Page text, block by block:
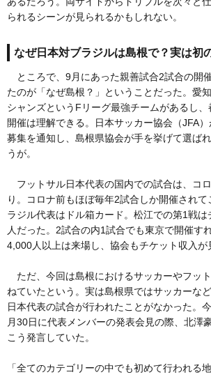
られるシーンが見られるかもしれない。
なぜ日本対ブラジルは島根で？実は初
ところで、9月にあった親善試合2試合の開
たのが「なぜ島根？」ということだった。愛
シャンズというFリーグ最強チームがあるし
開催は理解できる。日本サッカー協会（JFA
募集を通知し、島根県協会が手を挙げて選ば
うが。
フットサル日本代表の国内での試合は、コ
り。コロナ前もほぼ毎年2試合しか開催され
ラジル代表はドル箱カード。松江での第1戦
人だった。2試合の内1試合でも東京で開催す
4,000人以上は来場し、協会もチケット収入が
ただ、今回は島根におけるサッカーやフッ
ねていたという。実は島根県ではサッカーな
日本代表の試合が行われたことがなかった。
月30日に代表メンバーの発表会見の際、北澤
こう発言していた。
「全てのカテゴリーの中でも初めて行われる